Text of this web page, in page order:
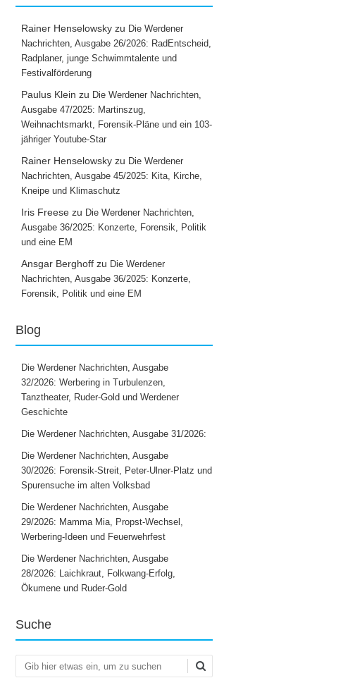
Rainer Henselowsky zu Die Werdener
Nachrichten, Ausgabe 26/2026: RadEntscheid,
Radplaner, junge Schwimmtalente und
Festivalförderung
Paulus Klein zu Die Werdener Nachrichten,
Ausgabe 47/2025: Martinszug,
Weihnachtsmarkt, Forensik-Pläne und ein 103-
jähriger Youtube-Star
Rainer Henselowsky zu Die Werdener
Nachrichten, Ausgabe 45/2025: Kita, Kirche,
Kneipe und Klimaschutz
Iris Freese zu Die Werdener Nachrichten,
Ausgabe 36/2025: Konzerte, Forensik, Politik
und eine EM
Ansgar Berghoff zu Die Werdener
Nachrichten, Ausgabe 36/2025: Konzerte,
Forensik, Politik und eine EM
Blog
Die Werdener Nachrichten, Ausgabe
32/2026: Werbering in Turbulenzen,
Tanztheater, Ruder-Gold und Werdener
Geschichte
Die Werdener Nachrichten, Ausgabe 31/2026:
Die Werdener Nachrichten, Ausgabe
30/2026: Forensik-Streit, Peter-Ulner-Platz und
Spurensuche im alten Volksbad
Die Werdener Nachrichten, Ausgabe
29/2026: Mamma Mia, Propst-Wechsel,
Werbering-Ideen und Feuerwehrfest
Die Werdener Nachrichten, Ausgabe
28/2026: Laichkraut, Folkwang-Erfolg,
Ökumene und Ruder-Gold
Suche
Suchen